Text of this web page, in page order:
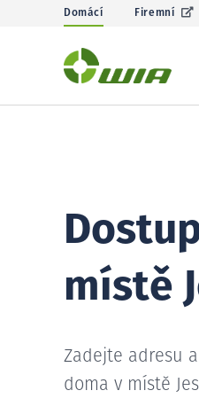
Domácí Firemní
místě
Zadejte adresu
doma v místě